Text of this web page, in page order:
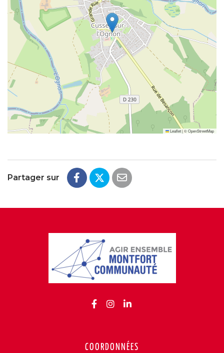
Leaflet|©OpenStreetMap
Partager sur
Lien vers le compte
Lien vers le compte
Lien vers le compte
COORDONNÉES